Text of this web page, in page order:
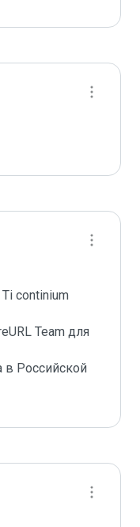
continium
Team для
в Российской